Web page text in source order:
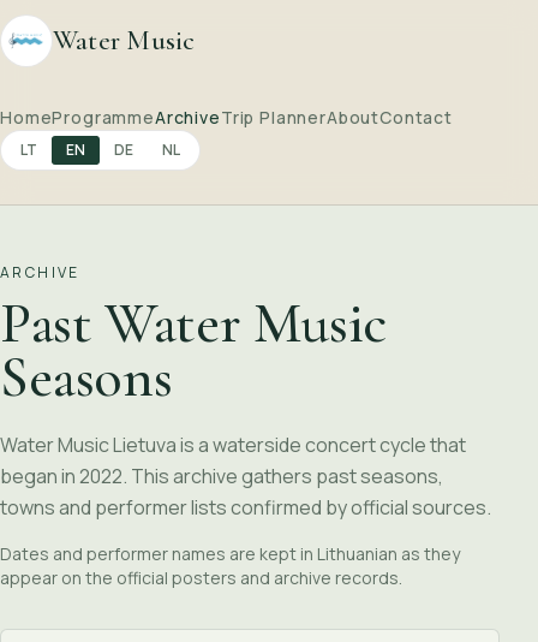
Water Music
HomeProgrammeArchiveTrip PlannerAboutContact
LT EN DE NL
ARCHIVE
Past Water Music
Seasons
Water Music Lietuva is a waterside concert cycle that
began in 2022. This archive gathers past seasons,
towns and performer lists confirmed by official sources.
Dates and performer names are kept in Lithuanian as they
appear on the official posters and archive records.